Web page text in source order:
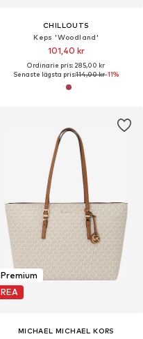
CHILLOUTS
Keps 'Woodland'
101,40 kr
Ordinarie pris: 285,00 kr
Senaste lägsta pris:114,00 kr-11%
Premium
REA
MICHAEL MICHAEL KORS